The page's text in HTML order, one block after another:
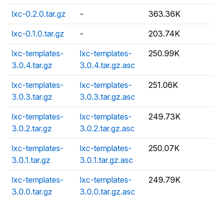
lxc-0.2.0.tar.gz
-
363.36K
lxc-0.1.0.tar.gz
-
203.74K
lxc-templates-
3.0.4.tar.gz
lxc-templates-
3.0.4.tar.gz.asc
250.99K
lxc-templates-
3.0.3.tar.gz
lxc-templates-
3.0.3.tar.gz.asc
251.06K
lxc-templates-
3.0.2.tar.gz
lxc-templates-
3.0.2.tar.gz.asc
249.73K
lxc-templates-
3.0.1.tar.gz
lxc-templates-
3.0.1.tar.gz.asc
250.07K
lxc-templates-
3.0.0.tar.gz
lxc-templates-
3.0.0.tar.gz.asc
249.79K